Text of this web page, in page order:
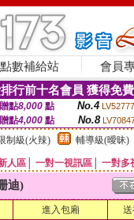
點數補給站 會員
行前十名會員 獲得免
點8,000點 No.4
點4,000 點 No.8
制級(火辣) 輔導級(曖昧)
人區 一對一視訊區 一對多
迪)
進入包廂 送